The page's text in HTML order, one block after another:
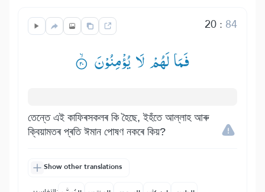
20: 84
فَمَا لَهُمْ لَا یُؤْمِنُوْنَ ۟ۙ
তেন্তে এই কাফিৰসকলৰ কি হৈছে, ইহঁতে আল্লাহ আৰু
ক্বিয়ামতৰ প্ৰতি ঈমান পোষণ নকৰে কিয়?
Show other translations